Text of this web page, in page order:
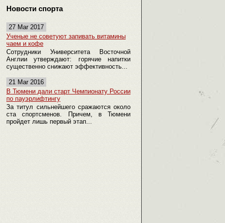
Новости спорта
27 Mar 2017
Ученые не советуют запивать витамины
чаем и кофе
Сотрудники Университета Восточной
Англии утверждают: горячие напитки
существенно снижают эффективность...
21 Mar 2016
В Тюмени дали старт Чемпионату России
по пауэрлифтингу
За титул сильнейшего сражаются около
ста спортсменов. Причем, в Тюмени
пройдет лишь первый этап...